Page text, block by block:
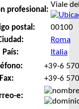
profesional:
Viale
postal:
00100
Roma
País:
Italia
+39-6
Fax:
+39-6
e: